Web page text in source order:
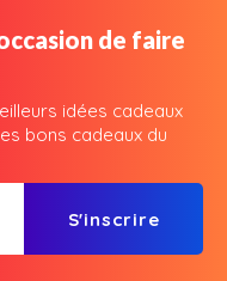
de faire
idées cadeaux
bons cadeaux du
S'inscrire